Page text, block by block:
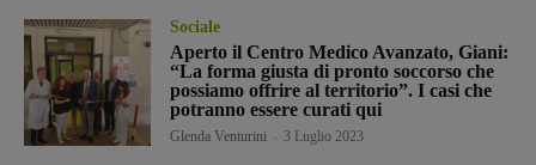
Sociale
Aperto il Centro Medico Avanzato, Giani:
“La forma giusta di pronto soccorso che
possiamo offrire al territorio”. I casi che
potranno essere curati qui
Glenda Venturini 3 Luglio 2023